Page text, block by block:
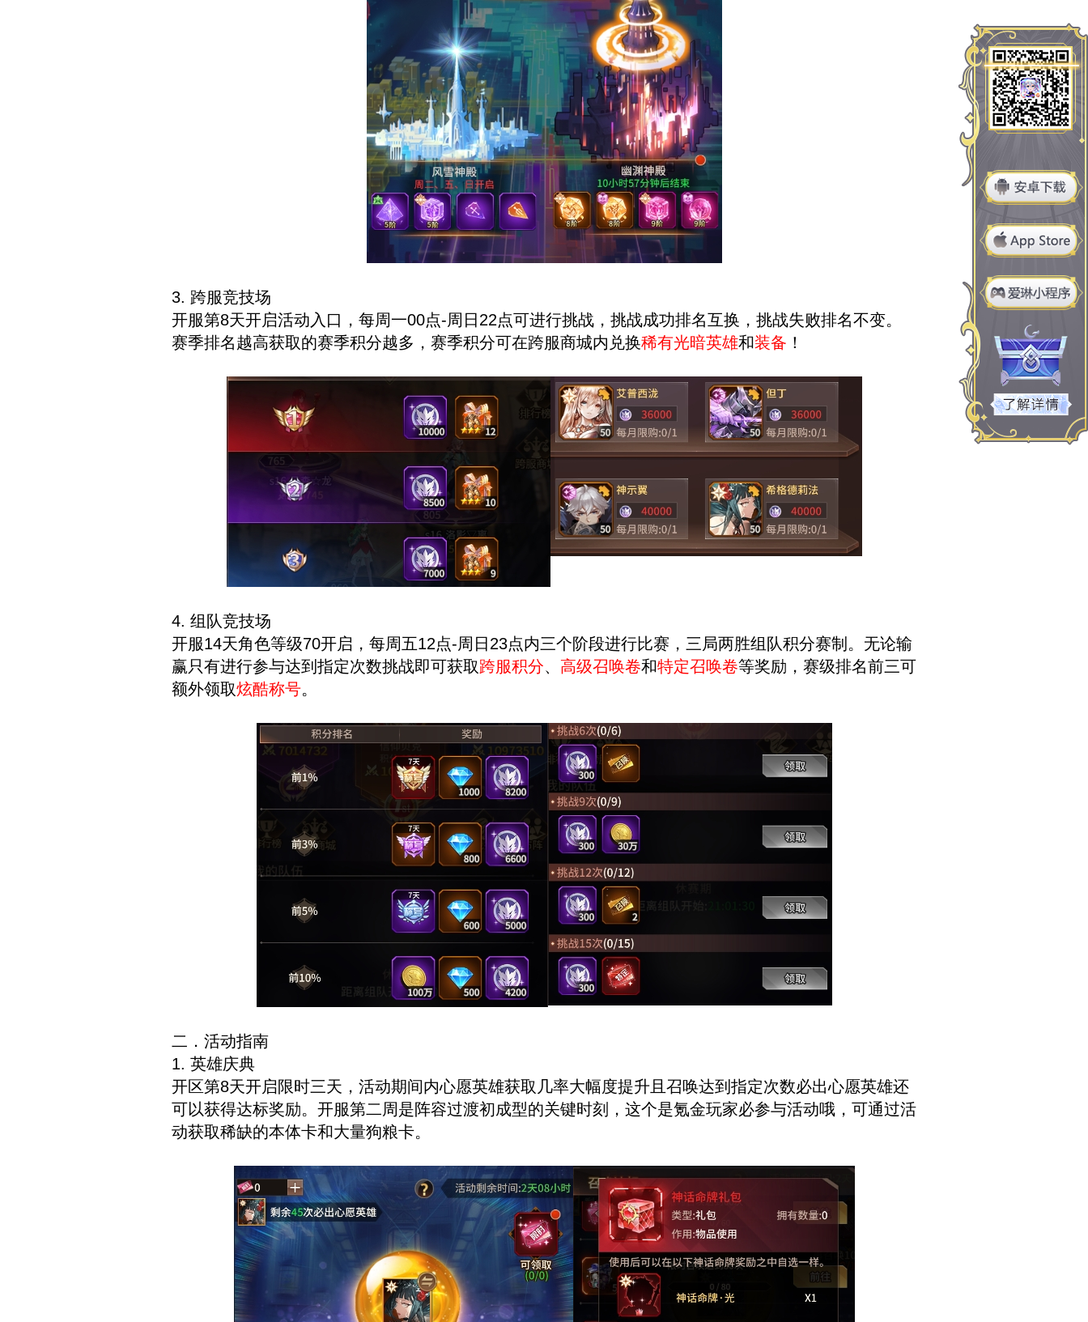
3. 跨服竞技场
开服第8天开启活动入口，每周一00点-周日22点可进行挑战，挑战成功排名互换，挑战失败排名不变。
赛季排名越高获取的赛季积分越多，赛季积分可在跨服商城内兑换稀有光暗英雄和装备 ！
4. 组队竞技场
开服14天角色等级70开启，每周五12点-周日23点内三个阶段进行比赛，三局两胜组队积分赛制。无论输
赢只有进行参与达到指定次数挑战即可获取跨服积分、 高级召唤卷和特定召唤卷等奖励，赛级排名前三可
额外领取炫酷称号。
二．活动指南
1. 英雄庆典
开区第8天开启限时三天，活动期间内心愿英雄获取几率大幅度提升且召唤达到指定次数必出心愿英雄还
可以获得达标奖励。 开服第二周是阵容过渡初成型的关键时刻，这个是氪金玩家必参与活动哦，可通过活
动获取稀缺的本体卡和大量狗粮卡。